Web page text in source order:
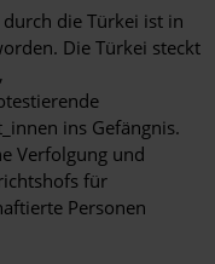
die Türkei ist in
Die Türkei steckt
ins Gefängnis.
Verfolgung und
für
Personen